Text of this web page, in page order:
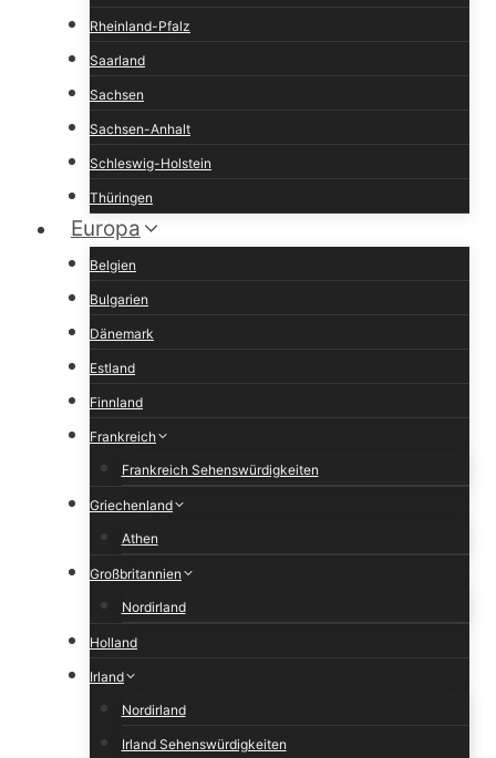
Rheinland-Pfalz
Saarland
Sachsen
Sachsen-Anhalt
Schleswig-Holstein
Thüringen
Europa
Belgien
Bulgarien
Dänemark
Estland
Finnland
Frankreich
Frankreich Sehenswürdigkeiten
Griechenland
Athen
Großbritannien
Nordirland
Holland
Irland
Nordirland
Irland Sehenswürdigkeiten